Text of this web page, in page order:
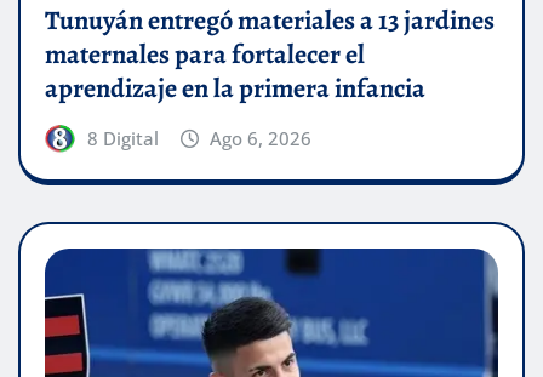
Tunuyán entregó materiales a 13 jardines
maternales para fortalecer el
aprendizaje en la primera infancia
8 Digital Ago 6, 2026